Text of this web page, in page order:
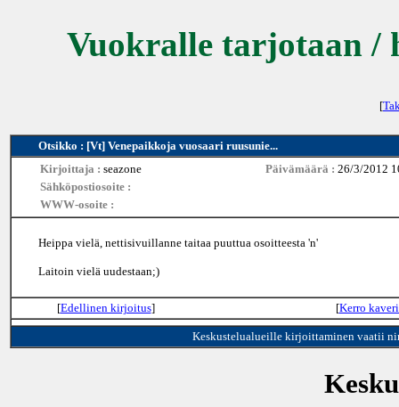
Vuokralle tarjotaan /
[
Otsikko : [Vt] Venepaikkoja vuosaari ruusunie...
Kirjoittaja : seazone Päivämäärä : 26/3/2012
Sähköpostiosoite :
WWW-osoite :
Heippa vielä, nettisivuillanne taitaa puuttua osoitteesta 'n'
Laitoin vielä uudestaan;)
[Edellinen kirjoitus] [Kerro
Keskustelualueille kirjoittaminen vaatii